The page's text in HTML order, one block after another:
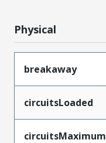
Physical
breakaway
circuitsLoaded
circuitsMaximum